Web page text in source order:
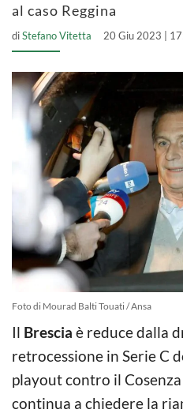
al caso Reggina
diStefano Vitetta 20 Giu 2023 |
Foto di Mourad Balti Touati / Ansa
Il Brescia è reduce dalla
retrocessione in Serie C
playout contro il
continua a chiedere la